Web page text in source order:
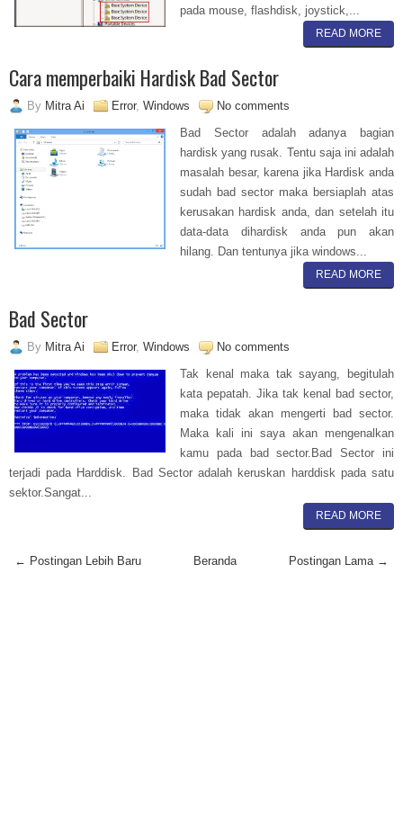
pada mouse, flashdisk, joystick,...
READ MORE
Cara memperbaiki Hardisk Bad Sector
By Mitra Ai Error, Windows
No comments
Bad Sector adalah adanya bagian
hardisk yang rusak. Tentu saja ini adalah
masalah besar, karena jika Hardisk anda
sudah bad sector maka bersiaplah atas
kerusakan hardisk anda, dan setelah itu
data-data dihardisk anda pun akan
hilang. Dan tentunya jika windows...
READ MORE
Bad Sector
By Mitra Ai Error, Windows
No comments
Tak kenal maka tak sayang, begitulah
kata pepatah. Jika tak kenal bad sector,
maka tidak akan mengerti bad sector.
Maka kali ini saya akan mengenalkan
kamu pada bad sector.Bad Sector ini
terjadi pada Harddisk. Bad Sector adalah keruskan harddisk pada satu
sektor.Sangat...
READ MORE
← Postingan Lebih Baru Postingan Lama →
Beranda